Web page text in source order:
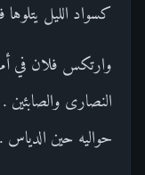
كسواد الليل
وارتكس فلان في
النصارى والصابئين
حواليه حين الدياس .